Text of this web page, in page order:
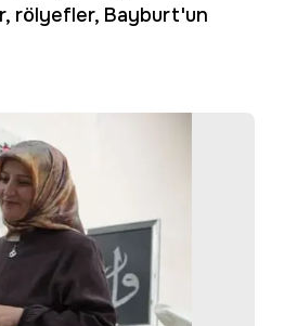
rölyefler, Bayburt'un